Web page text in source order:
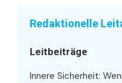
Redaktionelle
Leitbeiträge
Innere Sicherheit: